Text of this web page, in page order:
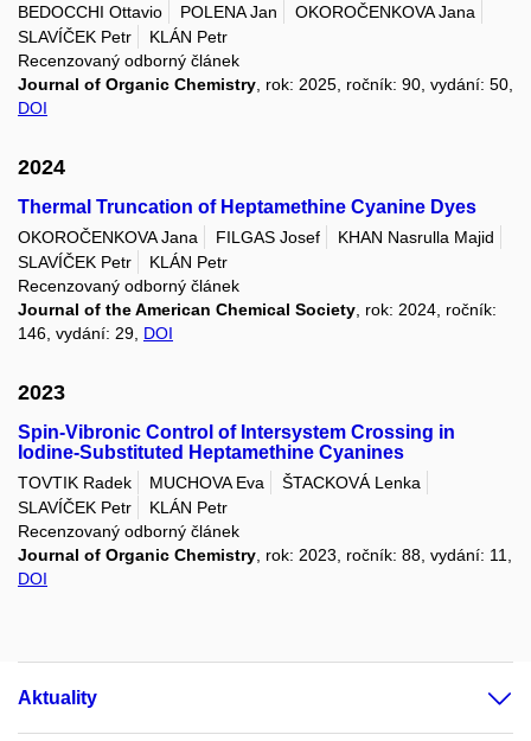
BEDOCCHI Ottavio POLENA Jan
OKOROČENKOVA Jana
SLAVÍČEK Petr
KLÁN Petr
Recenzovaný odborný článek
Journal of Organic Chemistry , rok: 2025, ročník: 90, vydání: 50,
DOI
2024
Thermal Truncation of Heptamethine Cyanine Dyes
OKOROČENKOVA Jana FILGAS Josef
KHAN Nasrulla Majid
SLAVÍČEK Petr
KLÁN Petr
Recenzovaný odborný článek
Journal of the American Chemical Society , rok: 2024, ročník:
146, vydání: 29, DOI
2023
Spin-Vibronic Control of Intersystem Crossing in
Iodine-Substituted Heptamethine Cyanines
TOVTIK Radek MUCHOVA Eva
ŠTACKOVÁ Lenka
SLAVÍČEK Petr
KLÁN Petr
Recenzovaný odborný článek
Journal of Organic Chemistry , rok: 2023, ročník: 88, vydání: 11,
DOI
Aktuality